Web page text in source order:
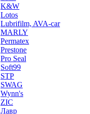
K&W
Lotos
Lubrifilm, AVA-car
MARLY
Permatex
Prestone
Pro Seal
Soft99
STP
SWAG
Wynn's
ZIC
Лавр